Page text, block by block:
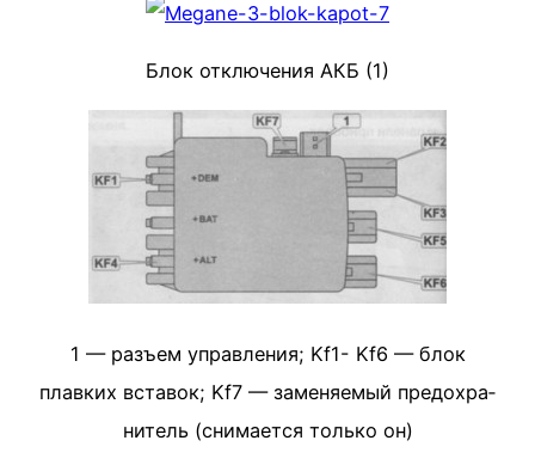
Блок отключения АКБ (1)
1 — разъем управления; Kf1- Kf6 — блок
плавких вставок; Kf7 — заменяемый предохра­
нитель (снимается только он)